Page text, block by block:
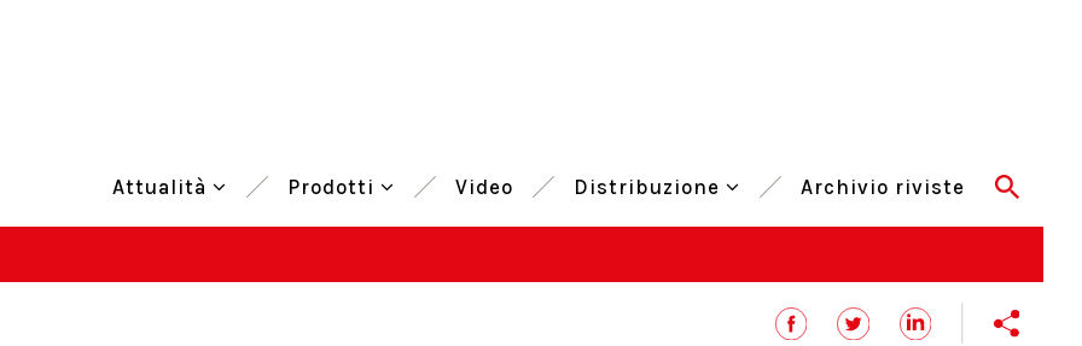
Attualità Prodotti Video Distribuzione Archivio riviste